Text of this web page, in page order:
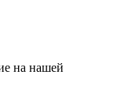
на нашей